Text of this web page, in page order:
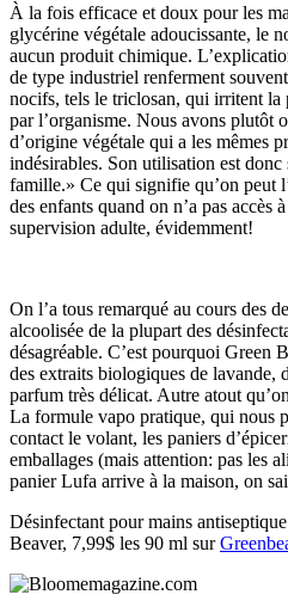
À la fois efficace et doux pour les
glycérine végétale adoucissante, le
aucun produit chimique.
de type industriel renferment
nocifs, tels le triclosan, qui irritent la
par l’organisme. Nous avons plutôt
d’origine végétale qui a les mêmes
indésirables. Son utilisation est
famille.» Ce qui signifie qu’on peut
des enfants quand on n’a pas accès
supervision adulte, évidemment!
On l’a tous remarqué au cours des
alcoolisée de la plupart des
désagréable. C’est pourquoi Green
des extraits biologiques de lavande,
parfum très délicat. Autre atout
La formule vapo pratique, qui nous
contact le volant, les paniers
emballages (mais attention: pas les
panier Lufa arrive à la maison, on
Désinfectant pour mains
Beaver, 7,99$ les 90 ml sur